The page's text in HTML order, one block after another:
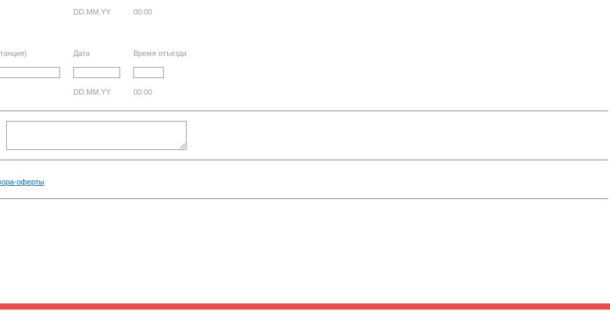
DD.MM.YY 00:00
Дата Время отъезда
DD.MM.YY 00:00
оферты